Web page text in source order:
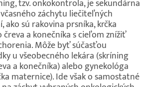
tzv. onkokontrola, je sekundárna
záchytu liečiteľných
sú rakovina prsníka, krčka
a konečníka s cieľom znížiť
Môže byť súčasťou
u všeobecného lekára (skríning
a konečníka) alebo gynekológa
maternice). Ide však o samostatné